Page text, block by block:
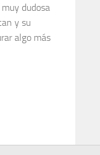
dudosa
y su
algo más